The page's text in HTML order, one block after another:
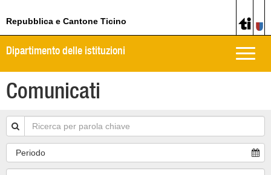
Repubblica e Cantone Ticino
Toggle
Dipartimento delle istituzioni
Comunicati
Periodo